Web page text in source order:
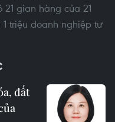
gian hàng của 21
triệu doanh nghiệp tư
đất